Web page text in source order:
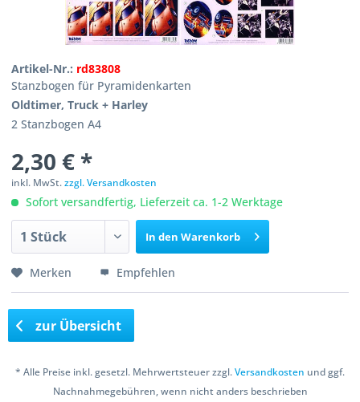
Artikel-Nr.: rd83808
Stanzbogen für Pyramidenkarten
Oldtimer, Truck + Harley
2 Stanzbogen A4
2,30 € *
inkl. MwSt.zzgl. Versandkosten
Sofort versandfertig, Lieferzeit ca. 1-2 Werktage
In den Warenkorb
Merken Empfehlen
zur Übersicht
* Alle Preise inkl. gesetzl. Mehrwertsteuer zzgl.Versandkosten und ggf.
Nachnahmegebühren, wenn nicht anders beschrieben